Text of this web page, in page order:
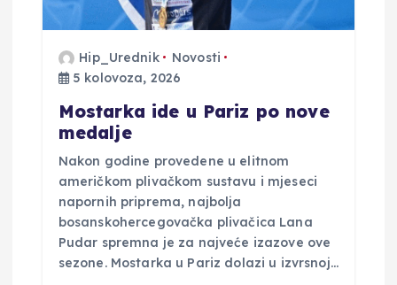
Hip_Urednik
Novosti
5 kolovoza, 2026
Mostarka ide u Pariz po nove
medalje
Nakon godine provedene u elitnom
američkom plivačkom sustavu i mjeseci
napornih priprema, najbolja
bosanskohercegovačka plivačica Lana
Pudar spremna je za najveće izazove ove
sezone. Mostarka u Pariz dolazi u izvrsnoj…